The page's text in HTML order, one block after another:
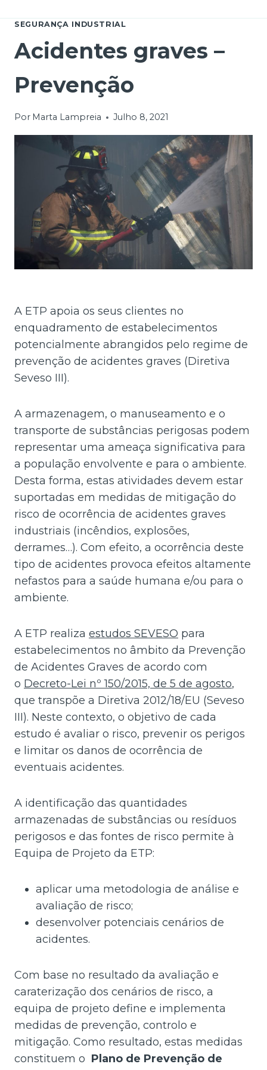
SEGURANÇA INDUSTRIAL
Acidentes graves –
Prevenção
Por Marta Lampreia Julho 8, 2021
A ETP apoia os seus clientes no
enquadramento de estabelecimentos
potencialmente abrangidos pelo regime de
prevenção de acidentes graves (Diretiva
Seveso III).
A armazenagem, o manuseamento e o
transporte de substâncias perigosas podem
representar uma ameaça significativa para
a população envolvente e para o ambiente.
Desta forma, estas atividades devem estar
suportadas em medidas de mitigação do
risco de ocorrência de acidentes graves
industriais (incêndios, explosões,
derrames…). Com efeito, a ocorrência deste
tipo de acidentes provoca efeitos altamente
nefastos para a saúde humana e/ou para o
ambiente.
A ETP realiza estudos SEVESO para
estabelecimentos no âmbito da Prevenção
de Acidentes Graves de acordo com
o Decreto-Lei nº 150/2015, de 5 de agosto,
que transpõe a Diretiva 2012/18/EU (Seveso
III). Neste contexto, o objetivo de cada
estudo é avaliar o risco, prevenir os perigos
e limitar os danos de ocorrência de
eventuais acidentes.
A identificação das quantidades
armazenadas de substâncias ou resíduos
perigosos e das fontes de risco permite à
Equipa de Projeto da ETP:
aplicar uma metodologia de análise e
avaliação de risco;
desenvolver potenciais cenários de
acidentes.
Com base no resultado da avaliação e
caraterização dos cenários de risco, a
equipa de projeto define e implementa
medidas de prevenção, controlo e
mitigação. Como resultado, estas medidas
constituem o Plano de Prevenção de